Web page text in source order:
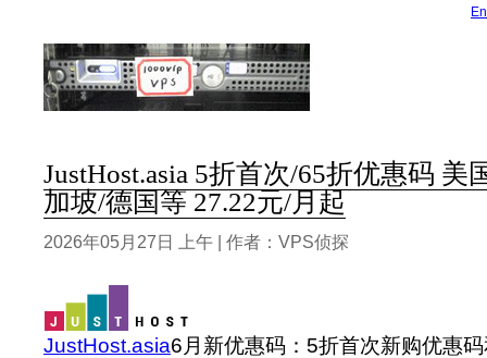
JustHost.asia 5折首次/65折优惠码 美
加坡/德国等 27.22元/月起
2026年05月27日 上午 | 作者：VPS侦探
JustHost.asia6月新优惠码：5折首次新购优惠